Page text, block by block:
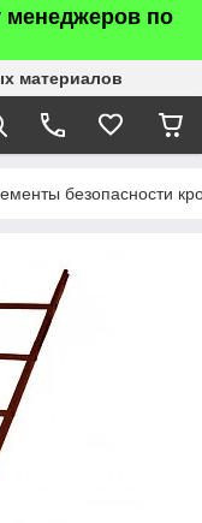
менеджеров по
материалов
безопасности